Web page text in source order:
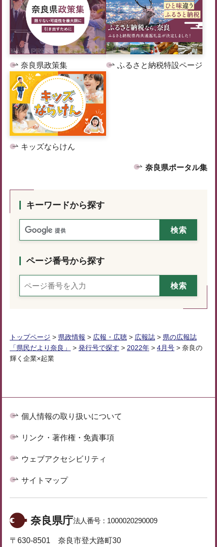
奈良県政策集 ふるさと納税特設ページ
キッズならけん
奈良県ポータル集
キーワードから探す
ページ番号から探す
トップページ > 県政情報 > 広報・広聴 > 広報誌 > 県の広報誌
「県民だより奈良」
> 発行号で探す > 2022年 > 4月号 > 奈良の
輝く企業×起業
個人情報の取り扱いについて
リンク・著作権・免責事項
ウェブアクセシビリティ
サイトマップ
奈良県庁法人番号： 1000020290009
〒630-8501 奈良市登大路町30